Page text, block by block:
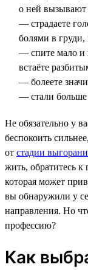
о ней вызывают
— страдаете
болями в
— спите мало и
встаёте
— болеете
— стали больше
Не обязательно у
беспокоить
от стадии
жить, обратитесь к
которая может
вы обнаружили у
направления. Но
профессию?
Как